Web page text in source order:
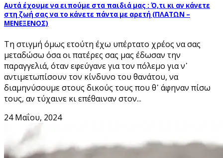
Αυτά έχουμε να ειπούμε στα παιδιά μας : Ό,τι κι αν κάνετε
στη ζωή σας να το κάνετε πάντα με αρετή (ΠΛΑΤΩΝ –
ΜΕΝΕΞΕΝΟΣ)
Τη στιγμή όμως ετούτη έχω υπέρτατο χρέος να σας
μεταδώσω όσα οι πατέρες σας μας έδωσαν την
παραγγελιά, όταν εφεύγανε για τον πόλεμο για ν᾽
αντιμετωπίσουν τον κίνδυνο του θανάτου, να
διαμηνύσουμε στους δικούς τους που θ᾽ άφηναν πίσω
τους, αν τύχαινε κι επέθαιναν στον...
24 Μαΐου, 2024